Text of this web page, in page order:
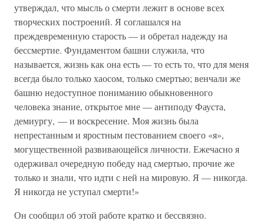
утверждал, что мысль о смерти лежит в основе всех
творческих построений. Я соглашался на
преждевременную старость — и обретал надежду на
бессмертие. Фундаментом башни служила, что
называется, жизнь как она есть — то есть то, что для меня
всегда было только хаосом, только смертью; венчали же
башню недоступное пониманию обыкновенного
человека знание, открытое мне — антиподу Фауста,
демиургу, — и воскресение. Моя жизнь была
непрестанным и яростным пестованием своего «я»,
могущественной развивающейся личности. Ежечасно я
одерживал очередную победу над смертью, прочие же
только и знали, что идти с ней на мировую. Я — никогда.
Я никогда не уступал смерти!»
Он сообщил об этой работе кратко и бессвязно.